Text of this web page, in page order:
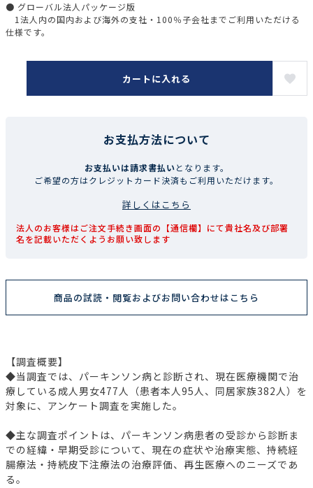
● グローバル法人パッケージ版
1法人内の国内および海外の支社・100％子会社までご利用いただける
仕様です。
カートに入れる
お支払方法について
お支払いは請求書払いとなります。
ご希望の方はクレジットカード決済もご利用いただけます。
詳しくはこちら
法人のお客様はご注文手続き画面の【通信欄】にて貴社名及び部署
名を記載いただくようお願い致します
商品の試読・閲覧およびお問い合わせはこちら
【調査概要】
◆当調査では、パーキンソン病と診断され、現在医療機関で治
療している成人男女477人（患者本人95人、同居家族382人）を
対象に、アンケート調査を実施した。
◆主な調査ポイントは、パーキンソン病患者の受診から診断ま
での経緯・早期受診について、現在の症状や治療実態、持続経
腸療法・持続皮下注療法の治療評価、再生医療へのニーズであ
る。